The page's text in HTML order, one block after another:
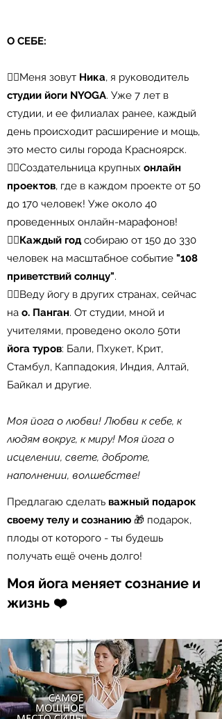
О СЕБЕ:
🧚‍♂️Меня зовут Ника, я руководитель
студии йоги NYOGA. Уже 7 лет в
студии, и ее филиалах ранее, каждый
день происходит расширение и мощь,
это место силы города Красноярск.
🧚‍♂️Создательница крупных онлайн
проектов, где в каждом проекте от 50
до 170 человек! Уже около 40
проведенных онлайн-марафонов!
🧚‍♂️Каждый годсобираю от 150 до 330
человек на масштабное событие "108
приветствий солнцу".
🧚‍♂️Веду йогу в других странах, сейчас
на о. Панган. От студии, мной и
учителями, проведено около 50ти
йога туров: Бали, Пхукет, Крит,
Стамбул, Каппадокия, Индия, Алтай,
Байкал и другие.
Моя йога о любви! Любви к себе, к
людям вокруг, к миру! Моя йога о
исцелении, свете, доброте,
наполнении, волшебстве!
​Предлагаю сделать важный подарок
своему телу и сознанию 🎁 подарок,
плоды от которого - ты будешь
получать ещё очень долго!⠀⠀
​Моя йога меняет сознание и
жизнь ❤️